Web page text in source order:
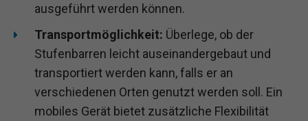
ausgeführt werden können.
Transportmöglichkeit: Überlege, ob der
Stufenbarren leicht auseinandergebaut und
transportiert werden kann, falls er an
verschiedenen Orten genutzt werden soll. Ein
mobiles Gerät bietet zusätzliche Flexibilität